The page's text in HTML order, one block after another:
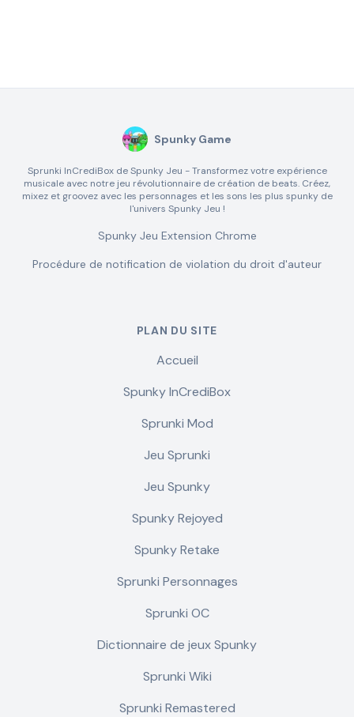
Spunky Game
Sprunki InCrediBox de Spunky Jeu - Transformez votre expérience
musicale avec notre jeu révolutionnaire de création de beats. Créez,
mixez et groovez avec les personnages et les sons les plus spunky de
l'univers Spunky Jeu !
Spunky Jeu Extension Chrome
Procédure de notification de violation du droit d'auteur
PLAN DU SITE
Accueil
Spunky InCrediBox
Sprunki Mod
Jeu Sprunki
Jeu Spunky
Spunky Rejoyed
Spunky Retake
Sprunki Personnages
Sprunki OC
Dictionnaire de jeux Spunky
Sprunki Wiki
Sprunki Remastered